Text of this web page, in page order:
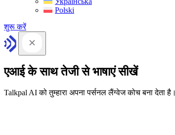
Polski
शुरू करें
एआई के साथ तेजी से भाषाएं सीखें
Talkpal AI को तुम्हारा अपना पर्सनल लैंग्वेज कोच बना देता है।